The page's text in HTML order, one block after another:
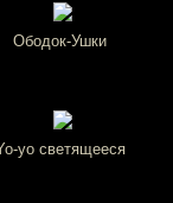
Ободок-Ушки
yo светящееся